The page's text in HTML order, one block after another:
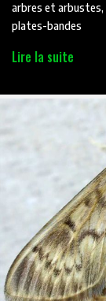
arbres et arbustes,
plates-bandes
Lire la suite